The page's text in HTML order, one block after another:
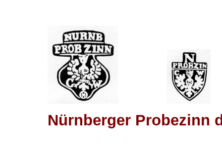
Nürnberger Probezinn